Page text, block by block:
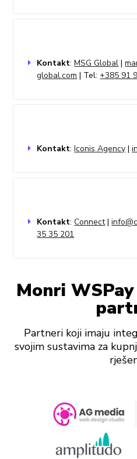
Kontakt:MSG Global |
global.com | Tel:+385 91
Kontakt:Iconis Agency |
Kontakt:Connect|
35 35 201
Monri
Partneri koji imaju
svojim sustavima za